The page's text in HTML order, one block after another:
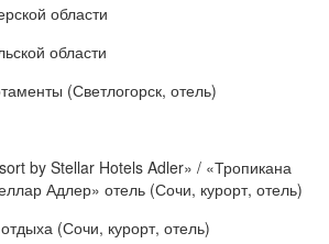
области
области
(Светлогорск, отель)
by Stellar Hotels Adler» / «Тропикана
Адлер» отель (Сочи, курорт, отель)
(Сочи, курорт, отель)